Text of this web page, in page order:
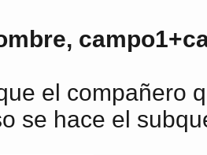
el compañero
se hace el